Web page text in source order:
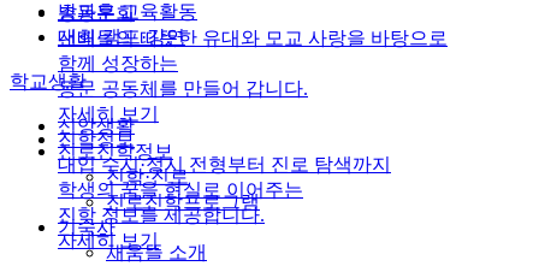
방과후 교육활동
대회·캠프·강연
학교생활
신앙생활
진로진학정보
진학·진로
진로진학프로그램
기숙사
채움뜰 소개
총동문회
선배들의 따뜻한 유대와 모교 사랑을 바탕으로
함께 성장하는
동문 공동체를 만들어 갑니다.
자세히 보기
진학정보
대입 수시·정시 전형부터 진로 탐색까지
학생의 꿈을 현실로 이어주는
진학 정보를 제공합니다.
자세히 보기